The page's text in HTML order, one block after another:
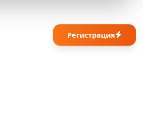
Регистрация